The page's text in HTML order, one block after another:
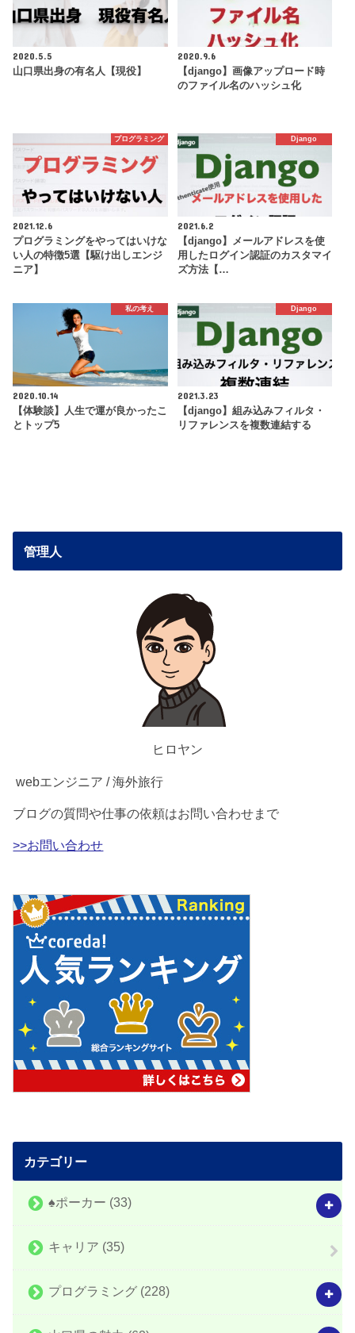
2020.5.5
山口県出身の有名人【現役】
2020.9.6
【django】画像アップロード時
のファイル名のハッシュ化
プログラミング
2021.12.6
プログラミングをやってはいけな
い人の特徴5選【駆け出しエンジ
ニア】
Django
2021.6.2
【django】メールアドレスを使
用したログイン認証のカスタマイ
ズ方法【…
私の考え
2020.10.14
【体験談】人生で運が良かったこ
とトップ5
Django
2021.3.23
【django】組み込みフィルタ・
リファレンスを複数連結する
管理人
ヒロヤン
webエンジニア / 海外旅行
ブログの質問や仕事の依頼はお問い合わせまで
>>お問い合わせ
カテゴリー
♠️ポーカー (33)
キャリア (35)
プログラミング (228)